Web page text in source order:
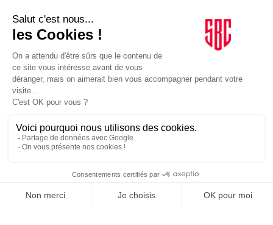
Agence web:Novius